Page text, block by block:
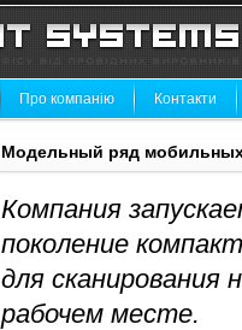
Про компанію Контакти
Модельный ряд мобильных
Компания
поколение
для сканирования
рабочем месте.